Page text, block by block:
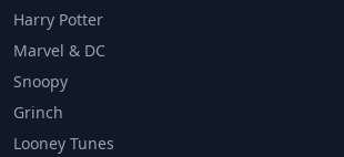
Harry Potter
Marvel & DC
Snoopy
Grinch
Looney Tunes